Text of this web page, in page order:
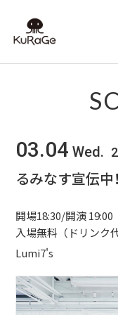
03.04 Wed.
るみなす宣伝中！
開場18:30/開演 19:00
入場無料（ドリンク
Lumi7's